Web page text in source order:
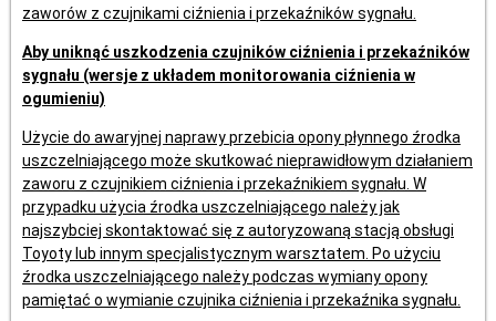
zaworów z czujnikami ciźnienia i przekaźników sygnału.
Aby uniknąć uszkodzenia czujników ciźnienia i przekaźników
sygnału (wersje z układem monitorowania ciźnienia w
ogumieniu)
Użycie do awaryjnej naprawy przebicia opony płynnego źrodka
uszczelniającego może skutkować nieprawidłowym działaniem
zaworu z czujnikiem ciźnienia i przekaźnikiem sygnału. W
przypadku użycia źrodka uszczelniającego należy jak
najszybciej skontaktować się z autoryzowaną stacją obsługi
Toyoty lub innym specjalistycznym warsztatem. Po użyciu
źrodka uszczelniającego należy podczas wymiany opony
pamiętać o wymianie czujnika ciźnienia i przekaźnika sygnału.